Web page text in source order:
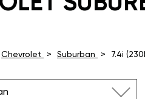
Chevrolet Suburban 7.4i